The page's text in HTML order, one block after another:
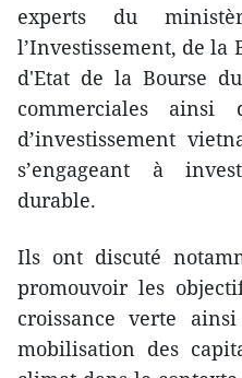
experts du
l’Investissement, de la
d'Etat de la Bourse
commerciales ainsi
d’investissement
s’engageant à
durable.
Ils ont discuté
promouvoir les
croissance verte
mobilisation des